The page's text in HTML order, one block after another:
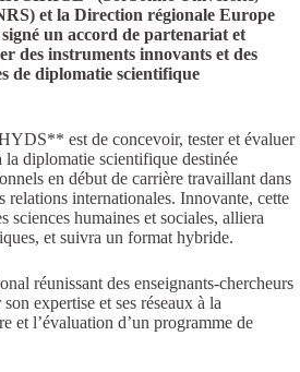
et la Direction régionale Europe
un accord de partenariat et
des instruments innovants et des
de diplomatie scientifique
est de concevoir, tester et évaluer
diplomatie scientifique destinée
en début de carrière travaillant dans
relations internationales. Innovante, cette
sciences humaines et sociales, alliera
et suivra un format hybride.
réunissant des enseignants-chercheurs
expertise et ses réseaux à la
et l’évaluation d’un programme de